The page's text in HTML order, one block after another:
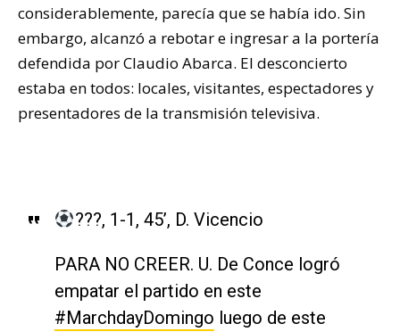
considerablemente, parecía que se había ido. Sin
embargo, alcanzó a rebotar e ingresar a la portería
defendida por Claudio Abarca. El desconcierto
estaba en todos: locales, visitantes, espectadores y
presentadores de la transmisión televisiva.
???, 1-1, 45’, D. Vicencio
PARA NO CREER. U. De Conce logró
empatar el partido en este
#MarchdayDomingo luego de este